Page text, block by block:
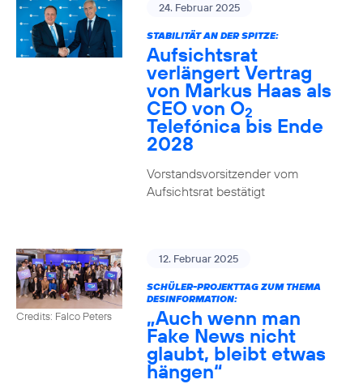
24. Februar 2025
STABILITÄT AN DER SPITZE:
Aufsichtsrat
verlängert Vertrag
von Markus Haas als
CEO von O2
Telefónica bis Ende
2028
Vorstandsvorsitzender vom
Aufsichtsrat bestätigt
Credits: Falco Peters
12. Februar 2025
SCHÜLER-PROJEKTTAG ZUM THEMA
DESINFORMATION:
„Auch wenn man
Fake News nicht
glaubt, bleibt etwas
hängen“